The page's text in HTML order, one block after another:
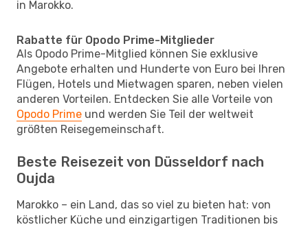
in Marokko.
Rabatte für Opodo Prime-Mitglieder
Als Opodo Prime-Mitglied können Sie exklusive
Angebote erhalten und Hunderte von Euro bei Ihren
Flügen, Hotels und Mietwagen sparen, neben vielen
anderen Vorteilen. Entdecken Sie alle Vorteile von
Opodo Prime und werden Sie Teil der weltweit
größten Reisegemeinschaft.
Beste Reisezeit von Düsseldorf nach
Oujda
Marokko – ein Land, das so viel zu bieten hat: von
köstlicher Küche und einzigartigen Traditionen bis